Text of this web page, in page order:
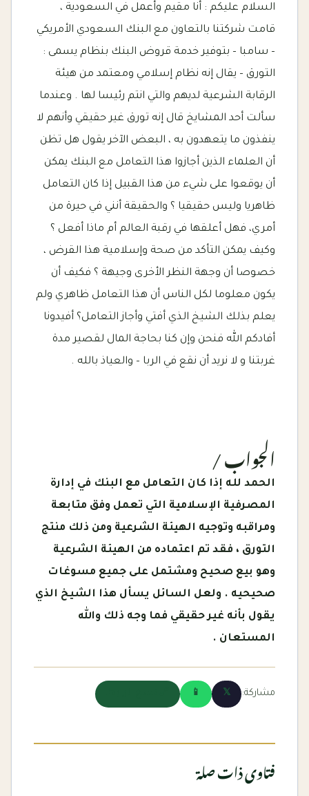
السلام عليكم : أنا مقيم وأعمل في السعودية ،
قامت شركتنا بالتعاون مع البنك السعودي الأمريكي
– سامبا – بتوفير خدمة قروض البنك بنظام يسمى :
التورق – يقال إنه نظام إسلامي ومعتمد من هيئة
الرقابة الشرعية لديهم والتي انتم رئيسا لها . وعندما
سألت أحد المشايخ قال إنه تورق غير حقيقي وأنهم لا
ينفذون ما يتعهدون به ، البعض الآخر يقول هل تظن
أن العلماء الذين أجازوا هذا التعامل مع البنك يمكن
أن يوقعوا على شيء من هذا القبيل إذا كان التعامل
ظاهريا وليس حقيقيا ؟ والحقيقة أنني في حيرة من
أمري، فهل أعلقها في رقبة العالم أم ماذا أفعل ؟
وكيف يمكن التأكد من صحة وإسلامية هذا القرض ،
خصوصا أن وجهة النظر الأخرى وجيهة ؟ فكيف أن
يكون معلوما لكل الناس أن هذا التعامل ظاهري ولم
يعلم بذلك الشيخ الذي أفتي وأجاز التعامل؟ أفيدونا
أفادكم الله فنحن وإن كنا بحاجة المال لقصير مدة
غربتنا و لا نريد أن نقع في الربا – والعياذ بالله .
الجواب /
الحمد لله إذا كان التعامل مع البنك في إدارة
المصرفية الإسلامية التي تعمل وفق متابعة
ومراقبه وتوجيه الهيئة الشرعية ومن ذلك منتج
التورق ، فقد تم اعتماده من الهيئة الشرعية
وهو بيع صحيح ومشتمل على جميع مسوغات
صحيحيه . ولعل السائل يسأل هذا الشيخ الذي
يقول بأنه غير حقيقي فما وجه ذلك والله
المستعان .
مشاركة: 𝕏
📱
فتاوى ذات صلة